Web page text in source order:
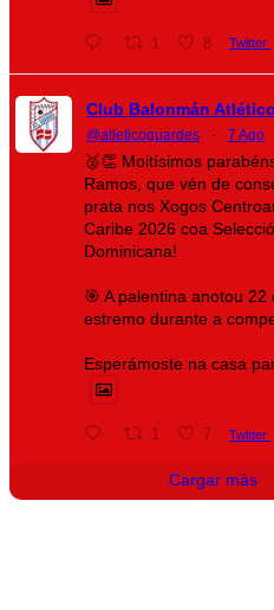
1 8 Twitter
Club Balonmán
@atleticoguardes · 7 Ago
🥈👏 Moitísimos
Ramos, que vén de
prata nos Xogos
Caribe 2026 coa
Dominicana!
🎯 A palentina anotou
estremo durante a
Esperámoste na casa
1 7 Twitter
Cargar más